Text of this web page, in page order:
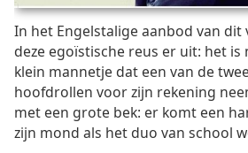
In het Engelstalige aanbod van
deze egoïstische reus er uit: het is
klein mannetje dat een van de
hoofdrollen voor zijn rekening
met een grote bek: er komt een
zijn mond als het duo van school